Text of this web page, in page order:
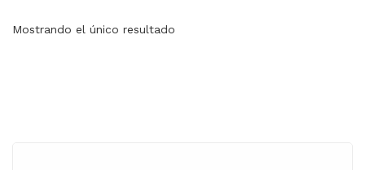
Mostrando el único resultado